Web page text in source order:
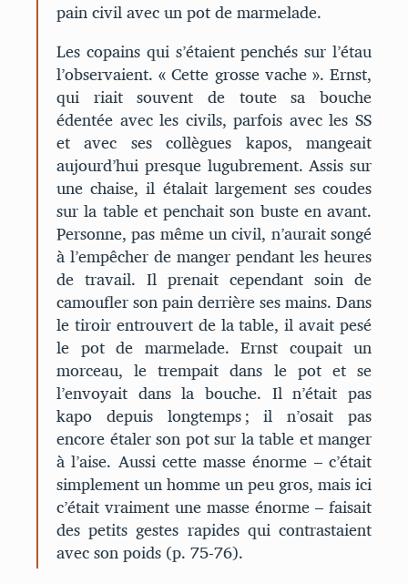
pain civil avec un pot de marmelade.
Les copains qui s’étaient penchés sur l’étau
l’observaient. « Cette grosse vache ». Ernst,
qui riait souvent de toute sa bouche
édentée avec les civils, parfois avec les SS
et avec ses collègues kapos, mangeait
aujourd’hui presque lugubrement. Assis sur
une chaise, il étalait largement ses coudes
sur la table et penchait son buste en avant.
Personne, pas même un civil, n’aurait songé
à l’empêcher de manger pendant les heures
de travail. Il prenait cependant soin de
camoufler son pain derrière ses mains. Dans
le tiroir entrouvert de la table, il avait pesé
le pot de marmelade. Ernst coupait un
morceau, le trempait dans le pot et se
l’envoyait dans la bouche. Il n’était pas
kapo depuis longtemps ; il n’osait pas
encore étaler son pot sur la table et manger
à l’aise. Aussi cette masse énorme – c’était
simplement un homme un peu gros, mais ici
c’était vraiment une masse énorme – faisait
des petits gestes rapides qui contrastaient
avec son poids (p. 75-76).